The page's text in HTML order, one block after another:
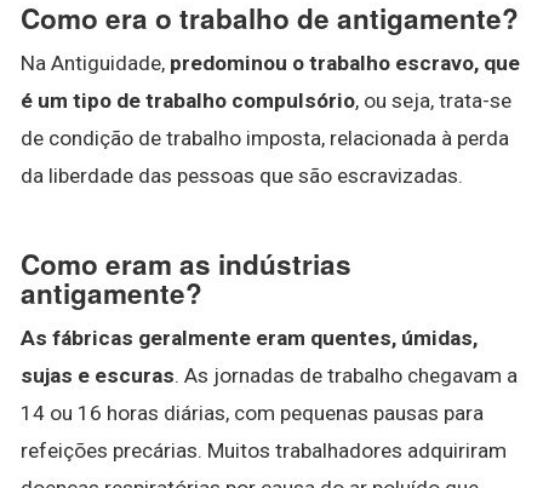
Como era o trabalho de antigamente?
Na Antiguidade, predominou o trabalho escravo, que
é um tipo de trabalho compulsório, ou seja, trata-se
de condição de trabalho imposta, relacionada à perda
da liberdade das pessoas que são escravizadas.
Como eram as indústrias
antigamente?
As fábricas geralmente eram quentes, úmidas,
sujas e escuras. As jornadas de trabalho chegavam a
14 ou 16 horas diárias, com pequenas pausas para
refeições precárias. Muitos trabalhadores adquiriram